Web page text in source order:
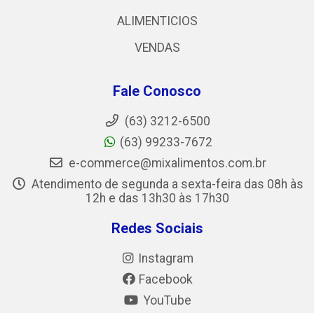
ALIMENTICIOS
VENDAS
Fale Conosco
(63) 3212-6500
(63) 99233-7672
e-commerce@mixalimentos.com.br
Atendimento de segunda a sexta-feira das 08h às
12h e das 13h30 às 17h30
Redes Sociais
Instagram
Facebook
YouTube